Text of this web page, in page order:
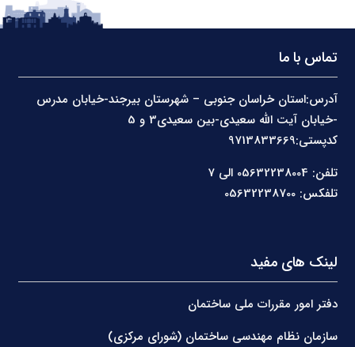
تماس با ما
آدرس:استان خراسان جنوبی – شهرستان بیرجند-خیابان مدرس
کدپستی:9713833669
تلفن: 05632238004 الی 7
تلفکس: 05632238700
لینک های مفید
دفتر امور مقررات ملی ساختمان
سازمان نظام مهندسی ساختمان (شورای مرکزی)